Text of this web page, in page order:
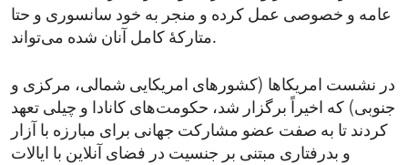
عامه و خصوصی عمل کرده و منجر به خود سانسوری و حتا
متارکۀ کامل آنان شده می‌تواند.
در نشست امریکاها (کشورهای امریکایی شمالی، مرکزی و
جنوبی) که اخیراً برگزار شد، حکومت‌های کانادا و چیلی تعهد
کردند تا به صفت عضو مشارکت جهانی برای مبارزه با آزار
و بدرفتاری مبتنی بر جنسیت در فضای آنلاین با ایالات